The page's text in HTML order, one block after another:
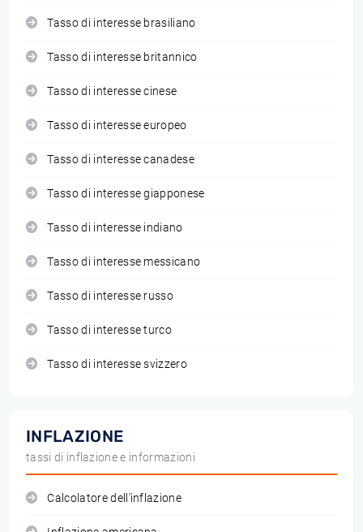
Tasso di interesse brasiliano
Tasso di interesse britannico
Tasso di interesse cinese
Tasso di interesse europeo
Tasso di interesse canadese
Tasso di interesse giapponese
Tasso di interesse indiano
Tasso di interesse messicano
Tasso di interesse russo
Tasso di interesse turco
Tasso di interesse svizzero
INFLAZIONE
tassi di inflazione e informazioni
Calcolatore dell'inflazione